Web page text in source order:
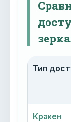
Тип
Кракен